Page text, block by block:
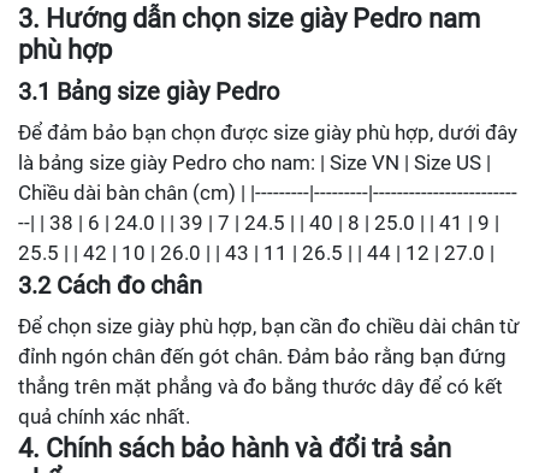
3. Hướng dẫn chọn size giày Pedro nam
phù hợp
3.1 Bảng size giày Pedro
Để đảm bảo bạn chọn được size giày phù hợp, dưới đây
là bảng size giày Pedro cho nam: | Size VN | Size US |
Chiều dài bàn chân (cm) | |---------|---------|------------------------
--| | 38 | 6 | 24.0 | | 39 | 7 | 24.5 | | 40 | 8 | 25.0 | | 41 | 9 |
25.5 | | 42 | 10 | 26.0 | | 43 | 11 | 26.5 | | 44 | 12 | 27.0 |
3.2 Cách đo chân
Để chọn size giày phù hợp, bạn cần đo chiều dài chân từ
đỉnh ngón chân đến gót chân. Đảm bảo rằng bạn đứng
thẳng trên mặt phẳng và đo bằng thước dây để có kết
quả chính xác nhất.
4. Chính sách bảo hành và đổi trả sản